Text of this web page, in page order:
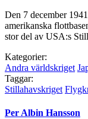
Den 7 december
amerikanska
stor del av USA:s
Kategorier:
Andra världskriget
Taggar:
Stillahavskriget
Per Albin Hansson